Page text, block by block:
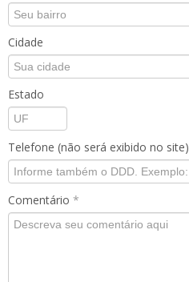
Cidade
Estado
Telefone (não será exibido no site)
Comentário *